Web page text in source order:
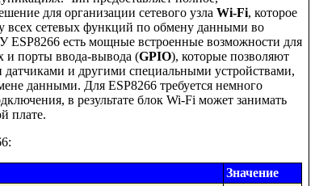
для организации сетевого узла Wi-Fi, которое
всех сетевых функций по обмену данными во
ESP8266 есть мощные встроенные возможности для
и порты ввода-вывода (GPIO), которые позволяют
датчиками и другими специальными устройствами,
данными. Для ESP8266 требуется немного
в результате блок Wi-Fi может занимать
плате.
Значение